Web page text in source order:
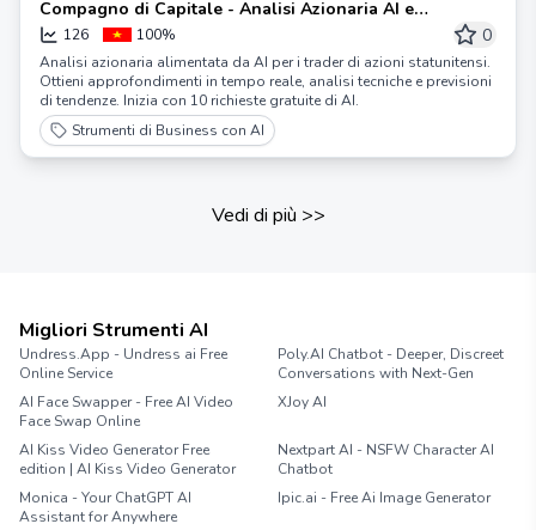
Compagno di Capitale - Analisi Azionaria AI e
Strumenti di Trading Gratuiti
126 100% 0
Analisi azionaria alimentata da AI per i trader di azioni statunitensi.
Ottieni approfondimenti in tempo reale, analisi tecniche e previsioni
di tendenze. Inizia con 10 richieste gratuite di AI.
Strumenti di Business con AI
Vedi di più >>
Migliori Strumenti AI
Undress.App - Undress ai Free
Online Service
Poly.AI Chatbot - Deeper, Discreet
Conversations with Next-Gen
AI Face Swapper - Free AI Video
Face Swap Online
XJoy AI
AI Kiss Video Generator Free
edition | AI Kiss Video Generator
Nextpart AI - NSFW Character AI
Chatbot
Monica - Your ChatGPT AI
Assistant for Anywhere
Ipic.ai - Free Ai Image Generator